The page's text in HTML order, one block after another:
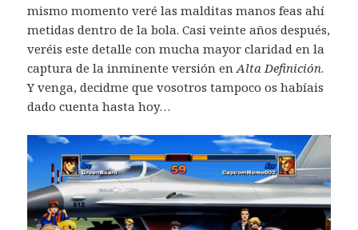
mismo momento veré las malditas manos feas ahí
metidas dentro de la bola. Casi veinte años después,
veréis este detalle con mucha mayor claridad en la
captura de la inminente versión enAlta Definición.
Y venga, decidme que vosotros tampoco os habíais
dado cuenta hasta hoy…